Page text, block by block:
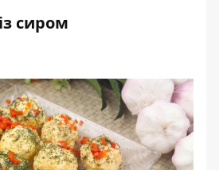
сиром